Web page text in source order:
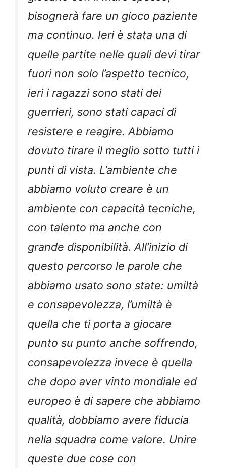
bisognerà fare un gioco paziente
ma continuo. Ieri è stata una di
quelle partite nelle quali devi tirar
fuori non solo l’aspetto tecnico,
ieri i ragazzi sono stati dei
guerrieri, sono stati capaci di
resistere e reagire. Abbiamo
dovuto tirare il meglio sotto tutti i
punti di vista. L’ambiente che
abbiamo voluto creare è un
ambiente con capacità tecniche,
con talento ma anche con
grande disponibilità. All’inizio di
questo percorso le parole che
abbiamo usato sono state: umiltà
e consapevolezza, l’umiltà è
quella che ti porta a giocare
punto su punto anche soffrendo,
consapevolezza invece è quella
che dopo aver vinto mondiale ed
europeo è di sapere che abbiamo
qualità, dobbiamo avere fiducia
nella squadra come valore. Unire
queste due cose con